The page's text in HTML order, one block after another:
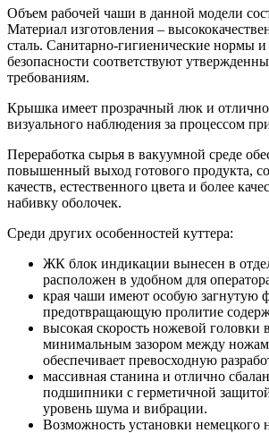
Объем рабочей чаши в данной модели
Материал изготовления –
сталь. Санитарно-гигиенические нормы и
безопасности соответствуют
требованиям.
Крышка имеет прозрачный люк и отлично
визуального наблюдения за процессом
Переработка сырья в вакуумной среде
повышенный выход готового продукта,
качеств, естественного цвета и более
набивку оболочек.
Среди других особенностей куттера:
ЖК блок индикации вынесен в
расположен в удобном для
края чаши имеют особую загнутую
предотвращающую пролитие
высокая скорость ножевой головки
минимальным зазором между
обеспечивает превосходную
массивная станина и отлично
подшипники с герметичной
уровень шума и вибрации.
Возможность установки немецкого